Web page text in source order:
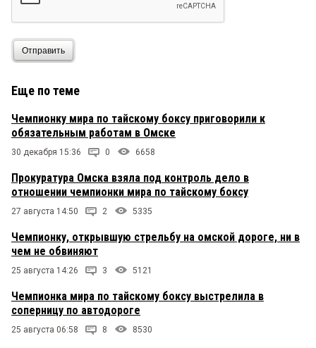
Отправить
Еще по теме
Чемпионку мира по тайскому боксу приговорили к
обязательным работам в Омске
30 декабря 15:36 0 6658
Прокуратура Омска взяла под контроль дело в
отношении чемпионки мира по тайскому боксу
27 августа 14:50 2 5335
Чемпионку, открывшую стрельбу на омской дороге, ни в
чем не обвиняют
25 августа 14:26 3 5121
Чемпионка мира по тайскому боксу выстрелила в
соперницу по автодороге
25 августа 06:58 8 8530